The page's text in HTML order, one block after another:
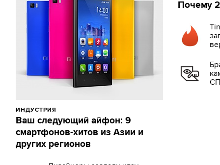
ИНДУСТРИЯ
Ваш следующий айфон: 9
смартфонов-хитов из Азии и
других регионов
Почему